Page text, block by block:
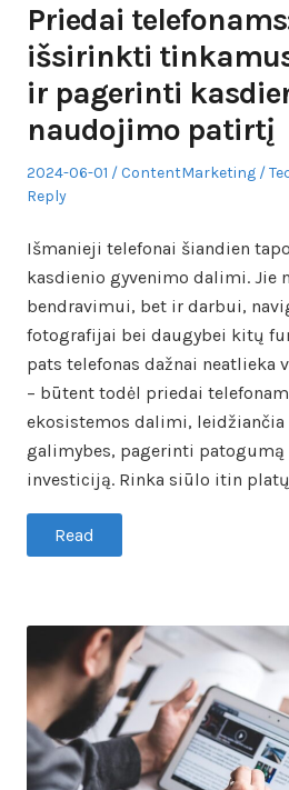
Priedai
išsirinkti
ir pagerinti
naudojimo patirtį
Posted
on
2024-06-01 Author
ContentMarketing
Reply
Išmanieji telefonai šiandien
kasdienio gyvenimo dalimi. Jie
bendravimui, bet ir darbui,
fotografijai bei daugybei kitų
pats telefonas dažnai neatlieka
– būtent todėl priedai
ekosistemos dalimi,
galimybes, pagerinti patogumą
investiciją. Rinka siūlo itin
Read